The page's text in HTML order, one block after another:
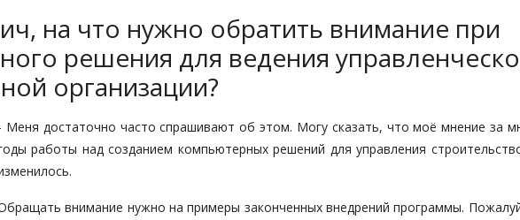
на что нужно обратить внимание при
решения для ведения
организации?
Меня достаточно часто спрашивают об этом. Могу сказать, что моё мнение за
работы над созданием компьютерных решений для управления
внимание нужно на примеры законченных внедрений программы.